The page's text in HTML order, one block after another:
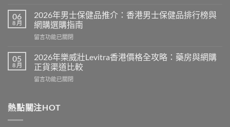
價
2026：
雙
效
哥
真
用
得
年
印
度
壯
藥
正
去
買？
06
8 月
2026年男士保健品推介：香港男士保健品排行榜與
網購選購指南
在
年
男
士
保
推
留言功能已關閉
05
8 月
2026年樂威壯Levitra香港價格全攻略：藥房與網購
正貨渠道比較
在
樂
威
留言功能已關閉
熱點關注HOT